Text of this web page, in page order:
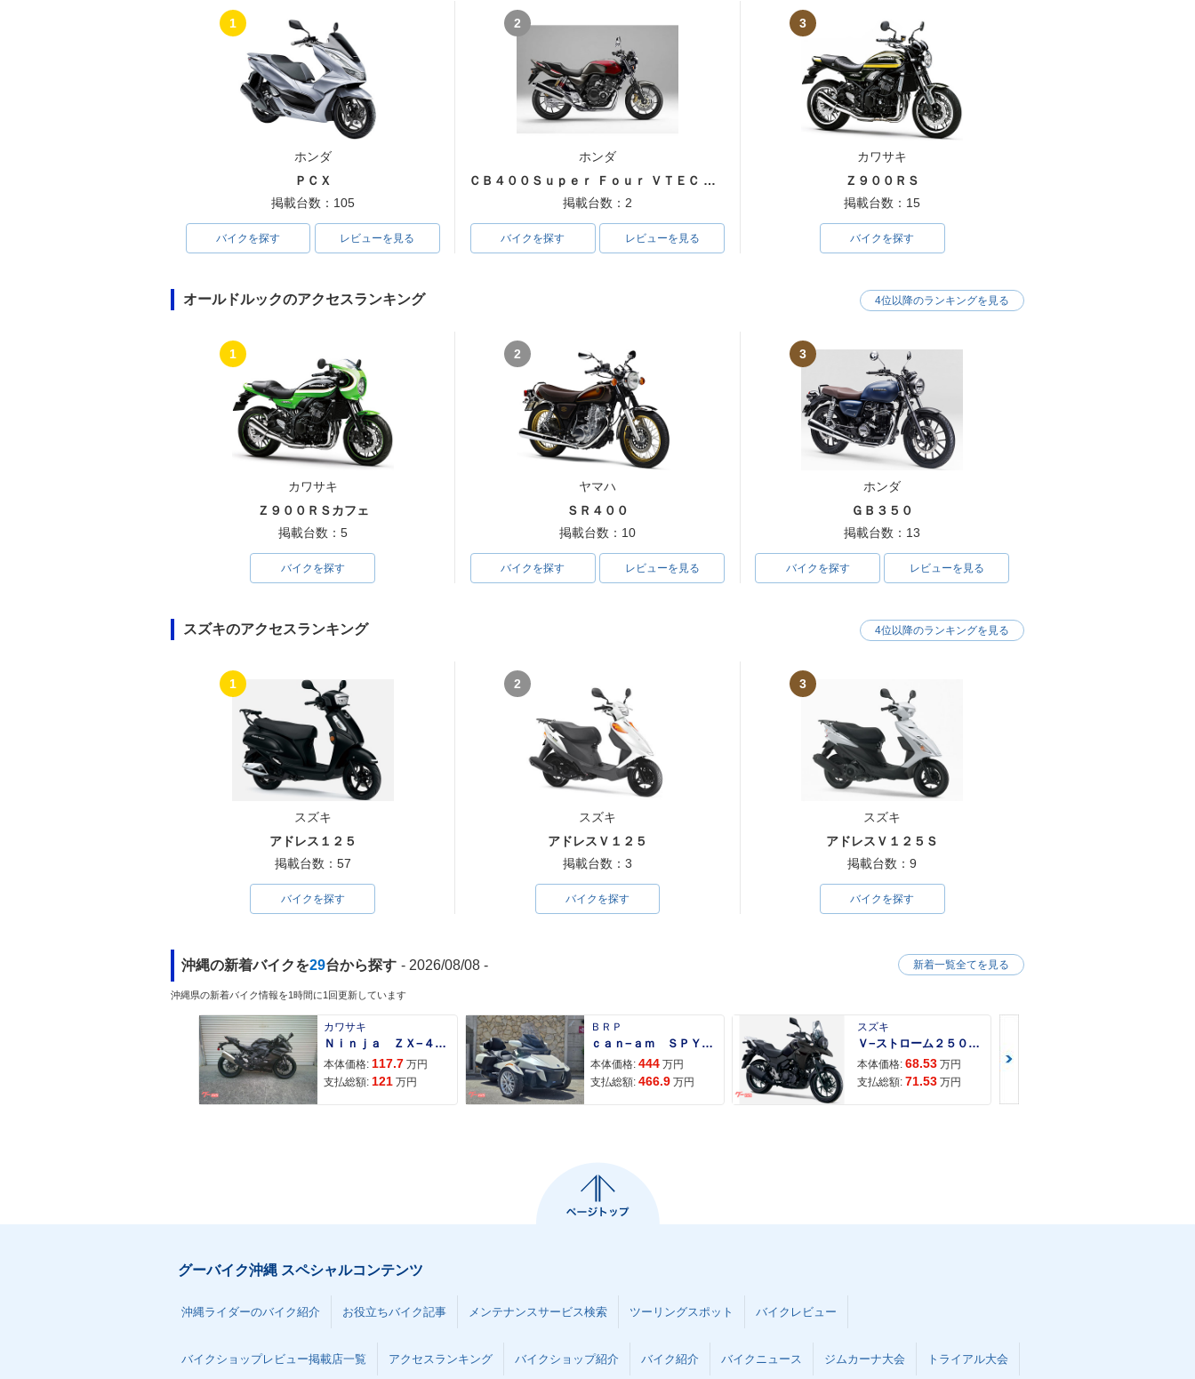
1
ホンダ
ＰＣＸ
掲載台数：105
バイクを探す レビューを見る
2
ホンダ
ＣＢ４００Ｓｕｐｅｒ Ｆｏｕｒ ＶＴＥＣ ＳＰＥＣ３
掲載台数：2
バイクを探す レビューを見る
3
カワサキ
Ｚ９００ＲＳ
掲載台数：15
バイクを探す
オールドルックのアクセスランキング
1
カワサキ
Ｚ９００ＲＳカフェ
掲載台数：5
バイクを探す
2
ヤマハ
ＳＲ４００
掲載台数：10
バイクを探す レビューを見る
3
ホンダ
ＧＢ３５０
掲載台数：13
バイクを探す レビューを見る
4位以降のランキングを見る
スズキのアクセスランキング
1
スズキ
アドレス１２５
掲載台数：57
バイクを探す
2
スズキ
アドレスＶ１２５
掲載台数：3
バイクを探す
3
スズキ
アドレスＶ１２５Ｓ
掲載台数：9
バイクを探す
4位以降のランキングを見る
沖縄の新着バイクを29台から探す - 2026/08/08 -
沖縄県の新着バイク情報を1時間に1回更新しています
カワサキ
Ｎｉｎｊａ ＺＸ−４Ｒ ＳＥ
本体価格: 117.7 万円
支払総額: 121 万円
ＢＲＰ
ｃａｎ−ａｍ ＳＰＹＤＥＲ ＲＴ ＬＩＭＩＴＥＤ
本体価格: 444 万円
支払総額: 466.9 万円
スズキ
Ｖ−ストローム２５０ ２６年モデル 水冷２気筒エンジン ＬＥＤヘッドライト標準装備
本体価格: 68.53 万円
支払総額: 71.53 万円
新着一覧全てを見る
グーバイク沖縄 スペシャルコンテンツ
沖縄ライダーのバイク紹介 お役立ちバイク記事 メンテナンスサービス検索 ツーリングスポット バイクレビュー
バイクショップレビュー掲載店一覧 アクセスランキング バイクショップ紹介 バイク紹介 バイクニュース ジムカーナ大会 トライアル大会